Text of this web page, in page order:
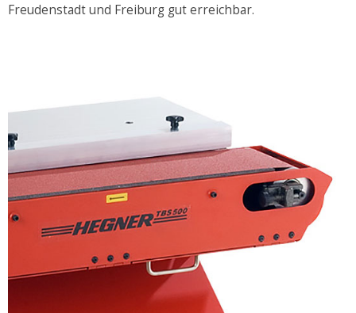
Freudenstadt und Freiburg gut erreichbar.